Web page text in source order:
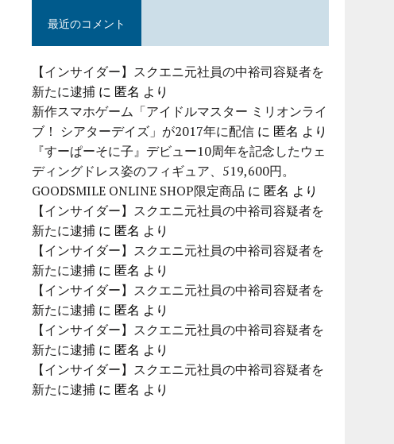
最近のコメント
【インサイダー】スクエニ元社員の中裕司容疑者を
新たに逮捕 に 匿名 より
新作スマホゲーム「アイドルマスター ミリオンライ
ブ！ シアターデイズ」が2017年に配信 に 匿名 より
『すーぱーそに子』デビュー10周年を記念したウェ
ディングドレス姿のフィギュア、519,600円。
GOODSMILE ONLINE SHOP限定商品 に 匿名 より
【インサイダー】スクエニ元社員の中裕司容疑者を
新たに逮捕 に 匿名 より
【インサイダー】スクエニ元社員の中裕司容疑者を
新たに逮捕 に 匿名 より
【インサイダー】スクエニ元社員の中裕司容疑者を
新たに逮捕 に 匿名 より
【インサイダー】スクエニ元社員の中裕司容疑者を
新たに逮捕 に 匿名 より
【インサイダー】スクエニ元社員の中裕司容疑者を
新たに逮捕 に 匿名 より